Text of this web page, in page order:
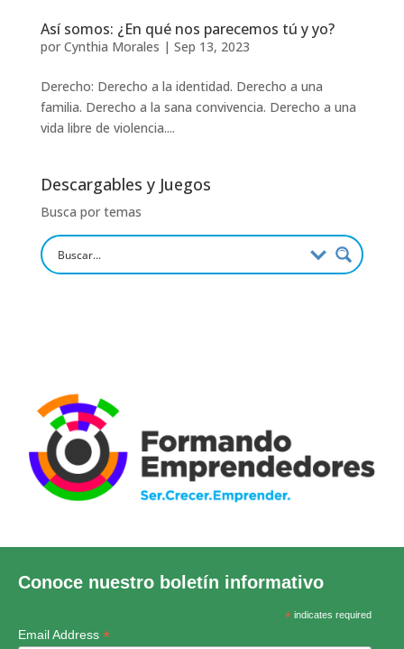
Así somos: ¿En qué nos parecemos tú y yo?
por Cynthia Morales | Sep 13, 2023
Derecho: Derecho a la identidad. Derecho a una
familia. Derecho a la sana convivencia. Derecho a una
vida libre de violencia....
Descargables y Juegos
Busca por temas
Conoce nuestro boletín informativo
*indicates required
Email Address *